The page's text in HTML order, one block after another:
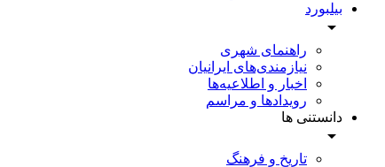
بیلبورد
راهنمای شهری
نیازمندی‌های ایرانیان
اخبار و اطلاعیه‌ها
رویداد‌ها و مراسم
دانستنی ها
تاریخ و فرهنگ